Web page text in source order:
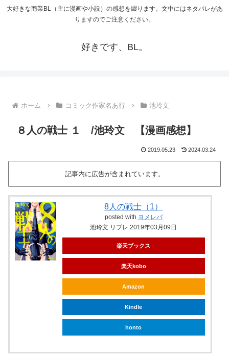
大好きな商業BL（主に漫画や小説）の感想を綴ります。文中にはネタバレがあ
りますのでご注意ください。
好きです、BL。
ホーム コミック作家名あ行 池玲文
８人の戦士 １ /池玲文 【漫画感想】
2019.05.23 2024.03.24
記事内に広告が含まれています。
8人の戦士（1）
posted with ヨメレバ
池玲文 リブレ 2019年03月09日
楽天ブックス
楽天kobo
Amazon
Kindle
honto